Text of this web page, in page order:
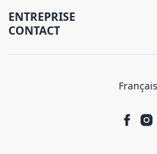
ENTREPRISE
CONTACT